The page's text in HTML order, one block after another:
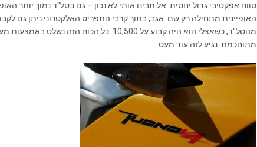
טווח אפקטיבי גדול יחסית. אל תבינו אותי לא נכון – גם בסל"ד נמוך יותר
האופיינית מתחילה רק שם. אגב, בתוך קרבי התפריט האלקטרוני ניתן גם
מהסל"ד, כשאצלי הוא היה קבוע על 10,500. כל הכוח
מתוחכמת. נגיע לזה עוד מעט.